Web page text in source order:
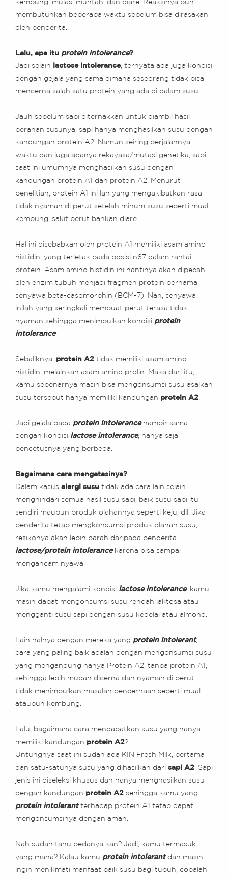
kembung, mulas, muntah, dan diare. Reaksinya pun
membutuhkan beberapa waktu sebelum bisa dirasakan
oleh penderita.
Lalu, apa itu protein intolerance?
Jadi selain lactose intolerance, ternyata ada juga kondisi
dengan gejala yang sama dimana seseorang tidak bisa
mencerna salah satu protein yang ada di dalam susu.
Jauh sebelum sapi diternakkan untuk diambil hasil
perahan susunya, sapi hanya menghasilkan susu dengan
kandungan protein A2. Namun seiring berjalannya
waktu dan juga adanya rekayasa/mutasi genetika, sapi
saat ini umumnya menghasilkan susu dengan
kandungan protein A1 dan protein A2. Menurut
penelitian, protein A1 ini lah yang mengakibatkan rasa
tidak nyaman di perut setelah minum susu seperti mual,
kembung, sakit perut bahkan diare.
Hal ini disebabkan oleh protein A1 memiliki asam amino
histidin, yang terletak pada posisi n67 dalam rantai
protein. Asam amino histidin ini nantinya akan dipecah
oleh enzim tubuh menjadi fragmen protein bernama
senyawa beta-casomorphin (BCM-7). Nah, senyawa
inilah yang seringkali membuat perut terasa tidak
nyaman sehingga menimbulkan kondisi protein
intolerance.
Sebaliknya, protein A2 tidak memiliki asam amino
histidin, melainkan asam amino prolin. Maka dari itu,
kamu sebenarnya masih bisa mengonsumsi susu asalkan
susu tersebut hanya memiliki kandungan protein A2
Jadi gejala pada protein intolerancehampir sama
dengan kondisi lactose intolerance, hanya saja
pencetusnya yang berbeda.
Bagaimana cara mengatasinya?
Dalam kasus alergi susu tidak ada cara lain selain
menghindari semua hasil susu sapi, baik susu sapi itu
sendiri maupun produk olahannya seperti keju, dll. Jika
penderita tetap mengkonsumsi produk olahan susu,
resikonya akan lebih parah daripada penderita
lactose/protein intolerancekarena bisa sampai
mengancam nyawa.
Jika kamu mengalami kondisi lactose intolerance, kamu
masih dapat mengonsumsi susu rendah laktosa atau
mengganti susu sapi dengan susu kedelai atau almond.
Lain halnya dengan mereka yang protein intolerant,
cara yang paling baik adalah dengan mengonsumsi susu
yang mengandung hanya Protein A2, tanpa protein A1,
sehingga lebih mudah dicerna dan nyaman di perut,
tidak menimbulkan masalah pencernaan seperti mual
ataupun kembung.
Lalu, bagaimana cara mendapatkan susu yang hanya
memiliki kandungan protein A2?
Untungnya saat ini sudah ada KIN Fresh Milk, pertama
dan satu-satunya susu yang dihasilkan dari sapi A2 . Sapi
jenis ini diseleksi khusus dan hanya menghasilkan susu
dengan kandungan protein A2 sehingga kamu yang
protein intolerantterhadap protein A1 tetap dapat
mengonsumsinya dengan aman.
Nah sudah tahu bedanya kan? Jadi, kamu termasuk
yang mana? Kalau kamu protein intolerantdan masih
ingin menikmati manfaat baik susu bagi tubuh, cobalah